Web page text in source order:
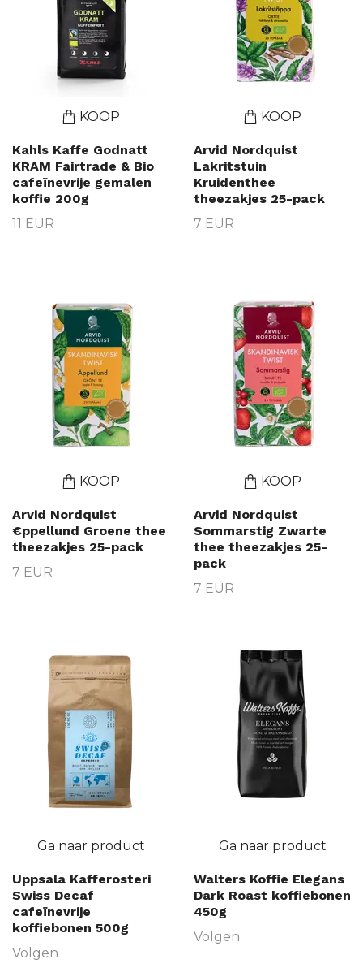
KOOP
Kahls Kaffe Godnatt
KRAM Fairtrade & Bio
cafeïnevrije gemalen
koffie 200g
11 EUR
KOOP
Arvid Nordquist
Lakritstuin
Kruidenthee
theezakjes 25-pack
7 EUR
KOOP
Arvid Nordquist
€ppellund Groene thee
theezakjes 25-pack
7 EUR
KOOP
Arvid Nordquist
Sommarstig Zwarte
thee theezakjes 25-
pack
7 EUR
Ga naar product
Uppsala Kafferosteri
Swiss Decaf
cafeïnevrije
koffiebonen 500g
Volgen
Ga naar product
Walters Koffie Elegans
Dark Roast koffiebonen
450g
Volgen